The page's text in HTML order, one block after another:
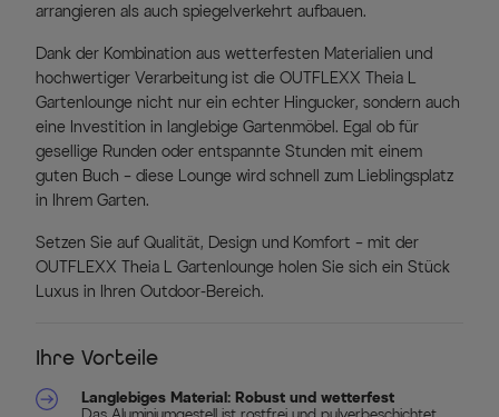
arrangieren als auch spiegelverkehrt aufbauen.
Dank der Kombination aus wetterfesten Materialien und
hochwertiger Verarbeitung ist die OUTFLEXX Theia L
Gartenlounge nicht nur ein echter Hingucker, sondern auch
eine Investition in langlebige Gartenmöbel. Egal ob für
gesellige Runden oder entspannte Stunden mit einem
guten Buch – diese Lounge wird schnell zum Lieblingsplatz
in Ihrem Garten.
Setzen Sie auf Qualität, Design und Komfort – mit der
OUTFLEXX Theia L Gartenlounge holen Sie sich ein Stück
Luxus in Ihren Outdoor-Bereich.
Ihre Vorteile
Langlebiges Material: Robust und wetterfest